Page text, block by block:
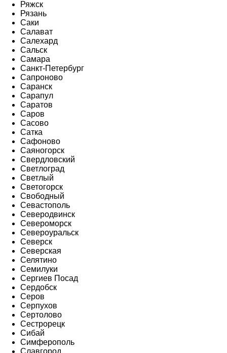
Ряжск
Рязань
Саки
Салават
Салехард
Сальск
Самара
Санкт-Петербург
Сапроново
Саранск
Сарапул
Саратов
Саров
Сасово
Сатка
Сафоново
Саяногорск
Свердловский
Светлоград
Светлый
Светогорск
Свободный
Севастополь
Северодвинск
Североморск
Североуральск
Северск
Северская
Селятино
Семилуки
Сергиев Посад
Сердобск
Серов
Серпухов
Сертолово
Сестрорецк
Сибай
Симферополь
Славгород